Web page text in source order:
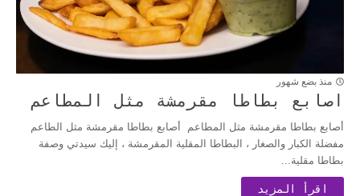
منذ بضع شهور
اصابع بطاطا مقرمشة مثل المطاعم
أصابع بطاطا مقرمشة مثل المطاعم أصابع بطاطا مقرمشة مثل الطاعم
مفضلة الكبار والصغار ، البطاطا المقلية المقرمشة ، إليك سيدتي وصفة
بطاطا مقلية...
اقرأ المزيد